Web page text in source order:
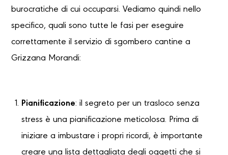
burocratiche di cui occuparsi. Vediamo quindi nello
specifico, quali sono tutte le fasi per eseguire
correttamente il servizio di sgombero cantine a
Grizzana Morandi:
Pianificazione: il segreto per un trasloco senza
stress è una pianificazione meticolosa. Prima di
iniziare a imbustare i propri ricordi, è importante
creare una lista dettagliata degli oggetti che si